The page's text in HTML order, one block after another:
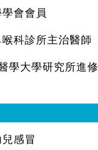
會會員
科診所主治醫師
學大學研究所進修
感冒